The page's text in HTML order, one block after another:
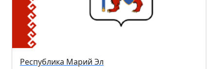
Республика Марий Эл